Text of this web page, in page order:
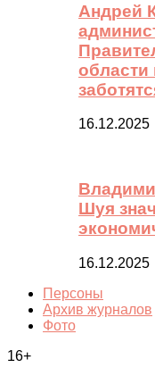
Андрей
области
16.12.2025
Шуя
16.12.2025
Персоны
Архив журналов
Фото
16+